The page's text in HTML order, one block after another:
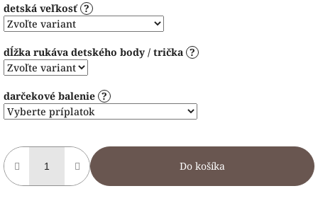
detská veľkosť ?
dĺžka rukáva detského body / trička ?
darčekové balenie ?
Do košíka